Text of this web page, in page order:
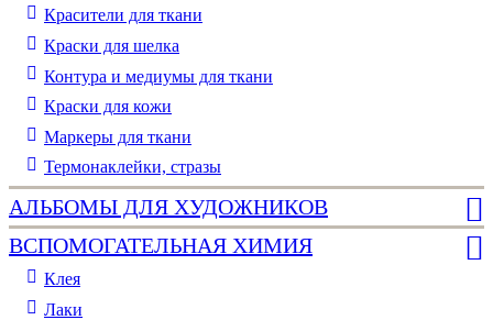
Красители для ткани
Краски для шелка
Контура и медиумы для ткани
Краски для кожи
Маркеры для ткани
Термонаклейки, стразы
АЛЬБОМЫ ДЛЯ ХУДОЖНИКОВ
ВСПОМОГАТЕЛЬНАЯ ХИМИЯ
Клея
Лаки